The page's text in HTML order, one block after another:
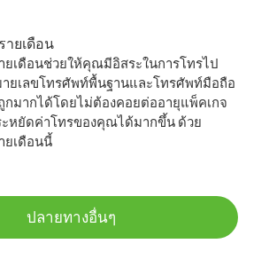
ายเดือน
ยเดือนช่วยให้คุณมีอิสระในการโทรไป
ายเลขโทรศัพท์พื้นฐานและโทรศัพท์มือถือ
กมากได้โดยไม่ต้องคอยต่ออายุแพ็คเกจ
หยัดค่าโทรของคุณได้มากขึ้น ด้วย
ยเดือนนี้
ปลายทางอื่นๆ